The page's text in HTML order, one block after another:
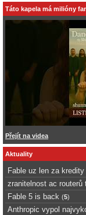
Táto kapela má milióny
Přejít na videa
Aktuality
Fable uz len za kredity
zranitelnost ac routerů
Fable 5 is back (5)
Anthropic vypol